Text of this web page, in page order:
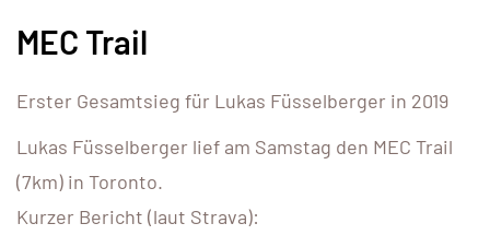
MEC Trail
Erster Gesamtsieg für Lukas Füsselberger in 2019
Lukas Füsselberger lief am Samstag den MEC Trail
(7km) in Toronto.
Kurzer Bericht (laut Strava):